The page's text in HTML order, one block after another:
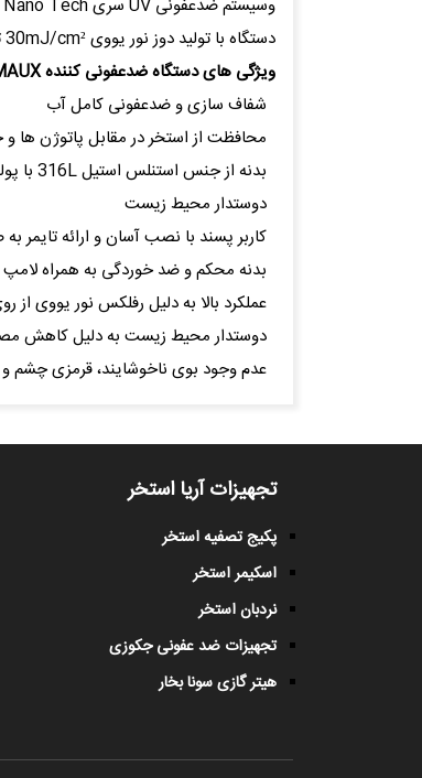
دستگاه با تولید دوز نور یووی 30mJ/cm² توانایی از بین بردن 99.9% از میکروارگانیسم های مقاوم در برابر کلر را دارد
ویژگی های دستگاه ضدعفونی کننده UV EMAUX سری NT
شفاف سازی و ضدعفونی کامل آب
محافظت از استخر در مقابل پاتوژن ها
بدنه از جنس استنلس استیل 316L با پولیش آیینه ای قسمت داخلی
دوستدار محیط زیست
کاربر پسند با نصب آسان و ارائه
بدنه محکم و ضد خوردگی به همراه لامپ یووی با
عملکرد بالا به دلیل رفلکس نور یووی از
دوستدار محیط زیست به دلیل کاهش مصرف کلر تا 70 درصد و همچنین کاهش تعداد دفعات
عدم وجود بوی ناخوشایند، قرمزی چشم
تجهیزات آریا استخر
پکیج تصفیه استخر
اسکیمر استخر
نردبان استخر
تجهیزات ضد عفونی جکوزی
هیتر گازی سونا بخار